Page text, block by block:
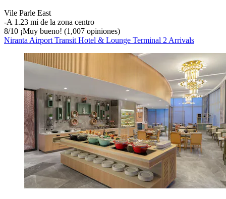
Vile Parle East
‐A 1.23 mi de la zona centro
8/10 ¡Muy bueno! (1,007 opiniones)
Niranta Airport Transit Hotel & Lounge Terminal 2 Arrivals